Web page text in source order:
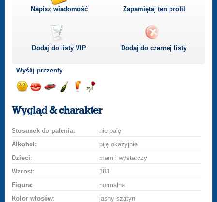
Napisz wiadomość Zapamiętaj ten profil
Dodaj do listyVIP Dodaj do czarnej listy
Wyślij prezenty
uśmiech
buziakasamochodem
szampana
drinka
różę
Wygląd & charakter
Stosunek do palenia:
nie palę
Alkohol:
piję okazyjnie
Dzieci:
mam i wystarczy
Wzrost:
183
Figura:
normalna
Kolor włosów:
jasny szatyn